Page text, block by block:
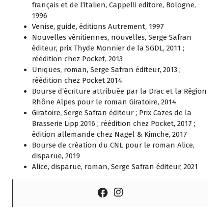
français et de l’italien, Cappelli editore, Bologne,
1996
Venise, guide, éditions Autrement, 1997
Nouvelles vénitiennes, nouvelles, Serge Safran
éditeur, prix Thyde Monnier de la SGDL, 2011 ;
réédition chez Pocket, 2013
Uniques, roman, Serge Safran éditeur, 2013 ;
réédition chez Pocket 2014
Bourse d’écriture attribuée par la Drac et la Région
Rhône Alpes pour le roman Giratoire, 2014
Giratoire, Serge Safran éditeur ; Prix Cazes de la
Brasserie Lipp 2016 ; réédition chez Pocket, 2017 ;
édition allemande chez Nagel & Kimche, 2017
Bourse de création du CNL pour le roman Alice,
disparue, 2019
Alice, disparue, roman, Serge Safran éditeur, 2021
Facebook